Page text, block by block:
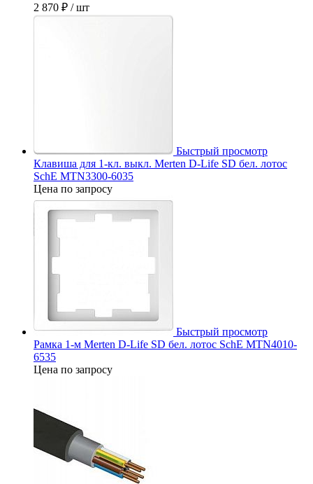
2 870 ₽ / шт
Быстрый просмотр
Клавиша для 1-кл. выкл. Merten D-Life SD бел. лотос
SchE MTN3300-6035
Цена по запросу
Быстрый просмотр
Рамка 1-м Merten D-Life SD бел. лотос SchE MTN4010-
6535
Цена по запросу